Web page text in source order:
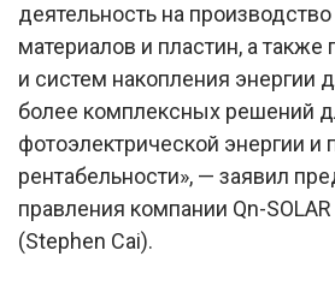
деятельность на
материалов и пластин, а также
и систем накопления энергии
более комплексных решений
фотоэлектрической энергии
рентабельности», — заявил
правления компании Qn-
(Stephen Cai).